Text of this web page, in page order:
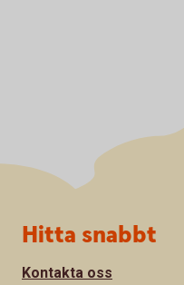
Sidfot
Hitta snabbt
Kontakta oss